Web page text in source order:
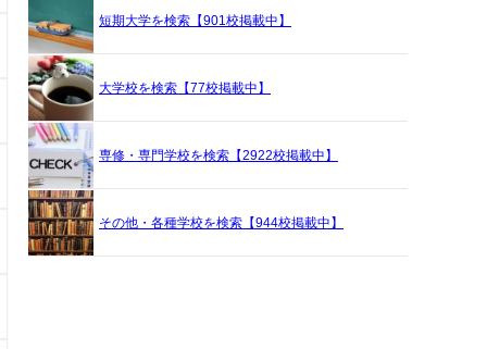
短期大学を検索【901校掲載中】
大学校を検索【77校掲載中】
専修・専門学校を検索【2922校掲載中】
その他・各種学校を検索【944校掲載中】